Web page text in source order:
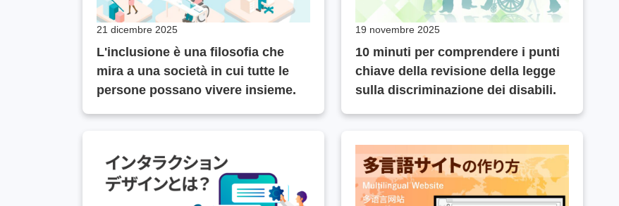
21 dicembre 2025
L'inclusione è una filosofia che
mira a una società in cui tutte le
persone possano vivere insieme.
19 novembre 2025
10 minuti per comprendere i punti
chiave della revisione della legge
sulla discriminazione dei disabili.